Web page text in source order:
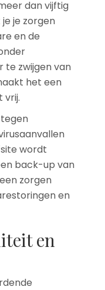
dan vijftig
je zorgen
en de
te zwijgen van
het een
vrij.
wordt
back-up van
zorgen
en
en